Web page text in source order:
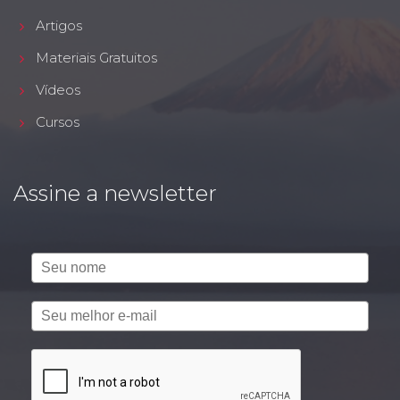
Artigos
Materiais Gratuitos
Vídeos
Cursos
Assine a newsletter